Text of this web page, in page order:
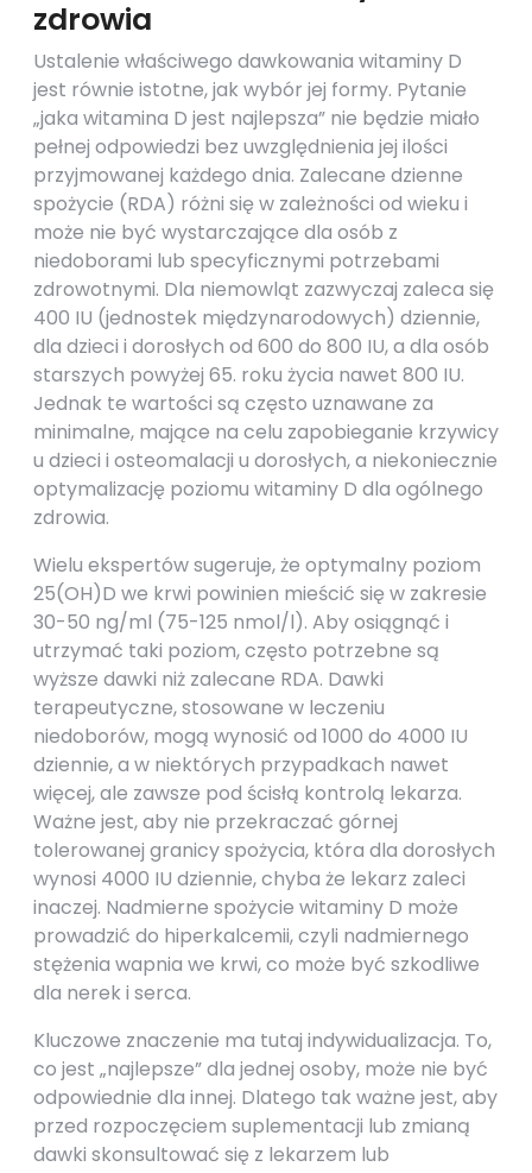
zdrowia
Ustalenie właściwego dawkowania witaminy D
jest równie istotne, jak wybór jej formy. Pytanie
„jaka witamina D jest najlepsza” nie będzie miało
pełnej odpowiedzi bez uwzględnienia jej ilości
przyjmowanej każdego dnia. Zalecane dzienne
spożycie (RDA) różni się w zależności od wieku i
może nie być wystarczające dla osób z
niedoborami lub specyficznymi potrzebami
zdrowotnymi. Dla niemowląt zazwyczaj zaleca się
400 IU (jednostek międzynarodowych) dziennie,
dla dzieci i dorosłych od 600 do 800 IU, a dla osób
starszych powyżej 65. roku życia nawet 800 IU.
Jednak te wartości są często uznawane za
minimalne, mające na celu zapobieganie krzywicy
u dzieci i osteomalacji u dorosłych, a niekoniecznie
optymalizację poziomu witaminy D dla ogólnego
zdrowia.
Wielu ekspertów sugeruje, że optymalny poziom
25(OH)D we krwi powinien mieścić się w zakresie
30-50 ng/ml (75-125 nmol/l). Aby osiągnąć i
utrzymać taki poziom, często potrzebne są
wyższe dawki niż zalecane RDA. Dawki
terapeutyczne, stosowane w leczeniu
niedoborów, mogą wynosić od 1000 do 4000 IU
dziennie, a w niektórych przypadkach nawet
więcej, ale zawsze pod ścisłą kontrolą lekarza.
Ważne jest, aby nie przekraczać górnej
tolerowanej granicy spożycia, która dla dorosłych
wynosi 4000 IU dziennie, chyba że lekarz zaleci
inaczej. Nadmierne spożycie witaminy D może
prowadzić do hiperkalcemii, czyli nadmiernego
stężenia wapnia we krwi, co może być szkodliwe
dla nerek i serca.
Kluczowe znaczenie ma tutaj indywidualizacja. To,
co jest „najlepsze” dla jednej osoby, może nie być
odpowiednie dla innej. Dlatego tak ważne jest, aby
przed rozpoczęciem suplementacji lub zmianą
dawki skonsultować się z lekarzem lub